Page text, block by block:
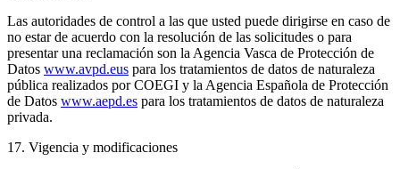
Las autoridades de control a las que usted puede dirigirse en caso de
no estar de acuerdo con la resolución de las solicitudes o para
presentar una reclamación son la Agencia Vasca de Protección de
Datos www.avpd.eus para los tratamientos de datos de naturaleza
pública realizados por COEGI y la Agencia Española de Protección
de Datos www.aepd.es para los tratamientos de datos de naturaleza
privada.
17. Vigencia y modificaciones